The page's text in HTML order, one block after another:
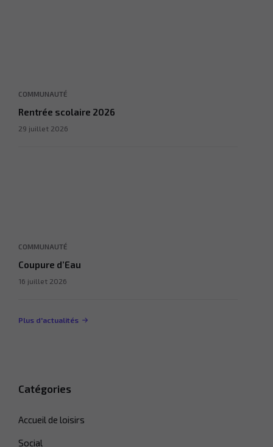
COMMUNAUTÉ
Rentrée scolaire 2026
29 juillet 2026
COMMUNAUTÉ
Coupure d’Eau
16 juillet 2026
Plus d'actualités
Catégories
Accueil de loisirs
Social